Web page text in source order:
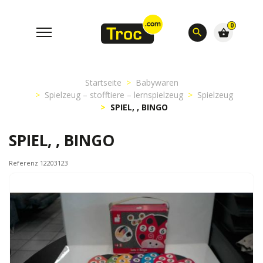
search
0
shopping_basket
Startseite
Babywaren
Spielzeug – stofftiere – lernspielzeug
Spielzeug
SPIEL, , BINGO
SPIEL, , BINGO
Referenz 12203123